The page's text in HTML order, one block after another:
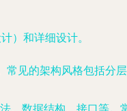
）和详细设计。
常见的架构风格包括